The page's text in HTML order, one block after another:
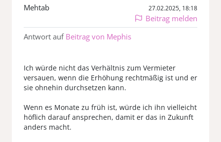
Mehtab 27.02.2025, 18:18
Beitrag melden
Antwort auf Beitrag von Mephis
Ich würde nicht das Verhältnis zum Vermieter
versauen, wenn die Erhöhung rechtmäßig ist und er
sie ohnehin durchsetzen kann.
Wenn es Monate zu früh ist, würde ich ihn vielleicht
höflich darauf ansprechen, damit er das in Zukunft
anders macht.